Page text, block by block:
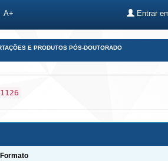
A+ Entrar
E PRODUTOS PÓS-DOUTORADO
Formato